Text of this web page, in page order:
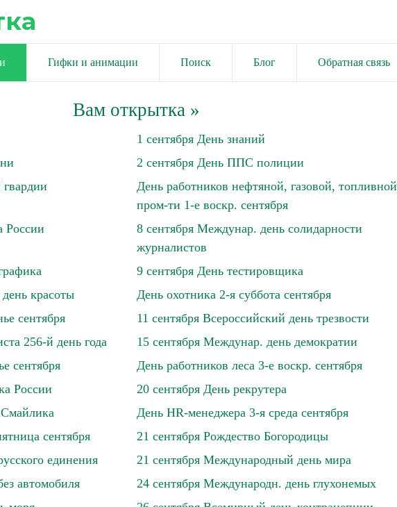
Гифки и анимации Поиск Блог Обратная связь
Вам открытка»
1 сентября День знаний
2 сентября День ППС полиции
гвардии
День работников нефтяной, газовой, топливной
пром-ти 1-е воскр. сентября
России
8 сентября Междунар. день солидарности
журналистов
9 сентября День тестировщика
красоты
День охотника 2-я суббота сентября
сентября
11 сентября Всероссийский день трезвости
256-й день года
15 сентября Междунар. день демократии
сентября
День работников леса 3-е воскр. сентября
России
20 сентября День рекрутера
День HR-менеджера 3-я среда сентября
сентября
21 сентября Рождество Богородицы
единения
21 сентября Международный день мира
автомобиля
24 сентября Международн. день глухонемых